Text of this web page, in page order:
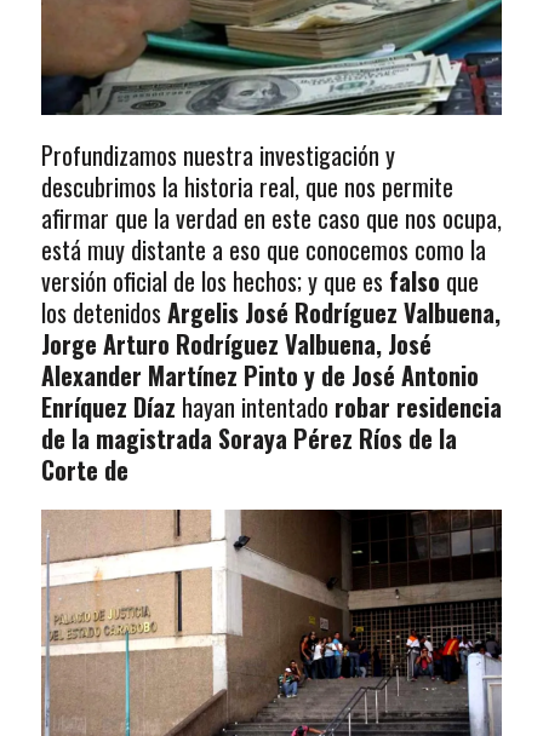
Profundizamos nuestra investigación y
descubrimos la historia real, que nos permite
afirmar que la verdad en este caso que nos ocupa,
está muy distante a eso que conocemos como la
versión oficial de los hechos; y que es falso que
los detenidos Argelis José Rodríguez Valbuena,
Jorge Arturo Rodríguez Valbuena, José
Alexander Martínez Pinto y de José Antonio
Enríquez Díaz hayan intentado robar residencia
de la magistrada Soraya Pérez Ríos de la
Corte de